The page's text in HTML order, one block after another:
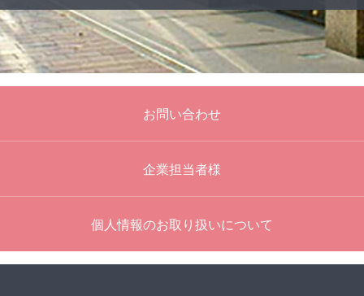
お問い合わせ
企業担当者様
個人情報のお取り扱いについて